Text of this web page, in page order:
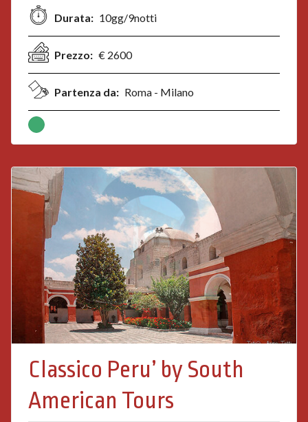
Durata: 10gg/9notti
Prezzo: € 2600
Partenza da: Roma - Milano
Classico Peru’ by South
American Tours